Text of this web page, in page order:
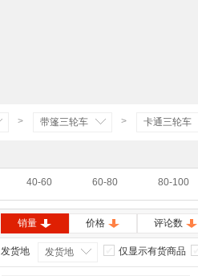
> 带篷三轮车 > 卡通三轮车
40-60 60-80 80-100
销量 价格 评论数
发货地 发货地 仅显示有货商品